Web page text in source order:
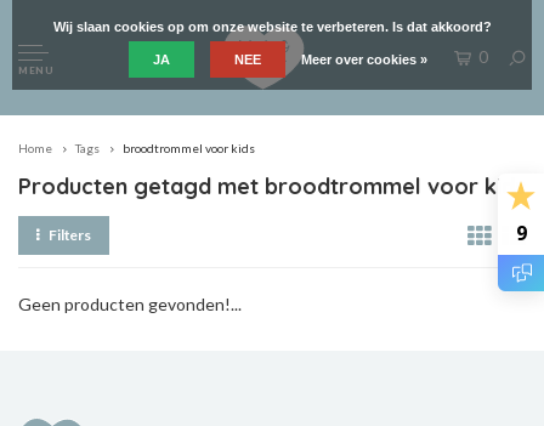
9
MENU
0
Home Tags broodtrommel voor kids
Producten getagd met broodtrommel voor kids
Filters
Geen producten gevonden!...
Wij slaan cookies op om onze website te verbeteren. Is dat akkoord?
JA NEE Meer over cookies »